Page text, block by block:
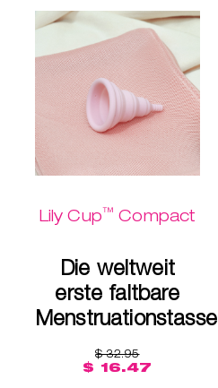
Lily Cup™ Compact
Die weltweit
erste faltbare
$ 32.95
$ 16.47